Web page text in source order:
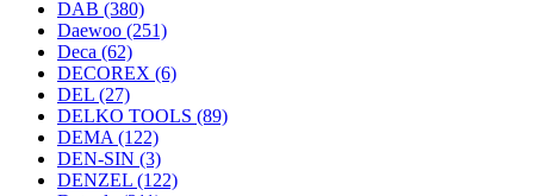
DAB (380)
Daewoo (251)
Deca (62)
DECOREX (6)
DEL (27)
DELKO TOOLS (89)
DEMA (122)
DEN-SIN (3)
DENZEL (122)